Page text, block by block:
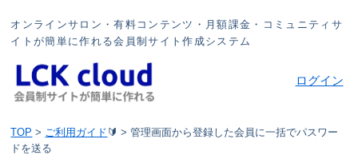
オンラインサロン・有料コンテンツ・月額課金・コミュニティサ
イトが簡単に作れる会員制サイト作成システム
ログイン
TOP > ご利用ガイド 🔰> 管理画面から登録した会員に一括でパスワー
ドを送る